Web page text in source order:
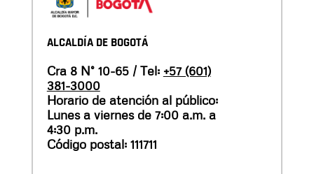
ALCALDÍA DE BOGOTÁ
Cra 8 N° 10-65 / Tel: +57 (601)
381-3000
Horario de atención al público:
Lunes a viernes de 7:00 a.m. a
4:30 p.m.
Código postal: 111711